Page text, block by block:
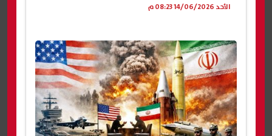
الأحد 14/06/2026 08:23 م